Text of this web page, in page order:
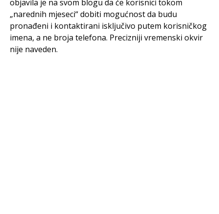
objavila je na svom blogu da će korisnici tokom
„narednih mjeseci“ dobiti mogućnost da budu
pronađeni i kontaktirani isključivo putem korisničkog
imena, a ne broja telefona. Precizniji vremenski okvir
nije naveden.